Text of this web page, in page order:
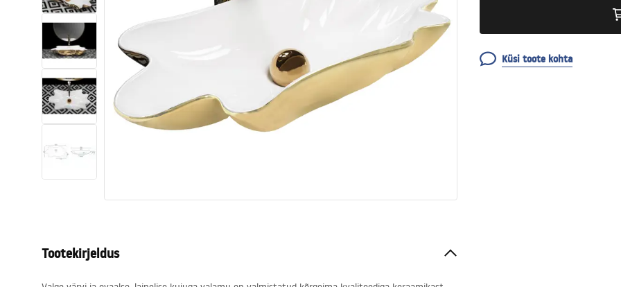
Vajub ära
Vannid ja ekraanid
Vannitoa segistid
Vannitoas dušid
Küsi toote kohta
Tootekirjeldus